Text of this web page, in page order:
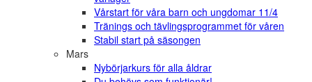
Vårstart för våra barn och ungdomar 11/4
Tränings och tävlingsprogrammet för våren
Stabil start på säsongen
Mars
Nybörjarkurs för alla åldrar